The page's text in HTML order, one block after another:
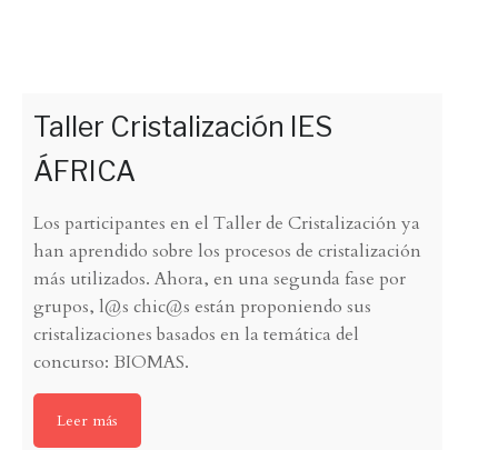
Taller Cristalización IES
ÁFRICA
Los participantes en el Taller de Cristalización ya
han aprendido sobre los procesos de cristalización
más utilizados. Ahora, en una segunda fase por
grupos, l@s chic@s están proponiendo sus
cristalizaciones basados en la temática del
concurso: BIOMAS.
Leer más